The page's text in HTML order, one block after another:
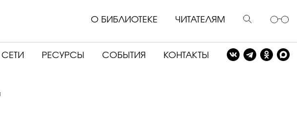
О БИБЛИОТЕКЕ ЧИТАТЕЛЯМ
РЕСУРСЫ СОБЫТИЯ КОНТАКТЫ